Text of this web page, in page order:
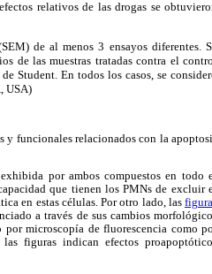
relativos de las drogas se
de al menos 3 ensayos diferentes.
de las muestras tratadas contra el
Student. En todos los casos, se
USA)
y funcionales relacionados con la
por ambos compuestos en todo
que tienen los PMNs de excluir
en estas células. Por otro lado, las
a través de sus cambios
microscopía de fluorescencia como
figuras indican efectos